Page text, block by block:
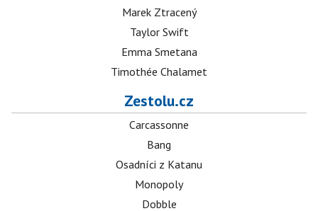
Marek Ztracený
Taylor Swift
Emma Smetana
Timothée Chalamet
Zestolu.cz
Carcassonne
Bang
Osadníci z Katanu
Monopoly
Dobble